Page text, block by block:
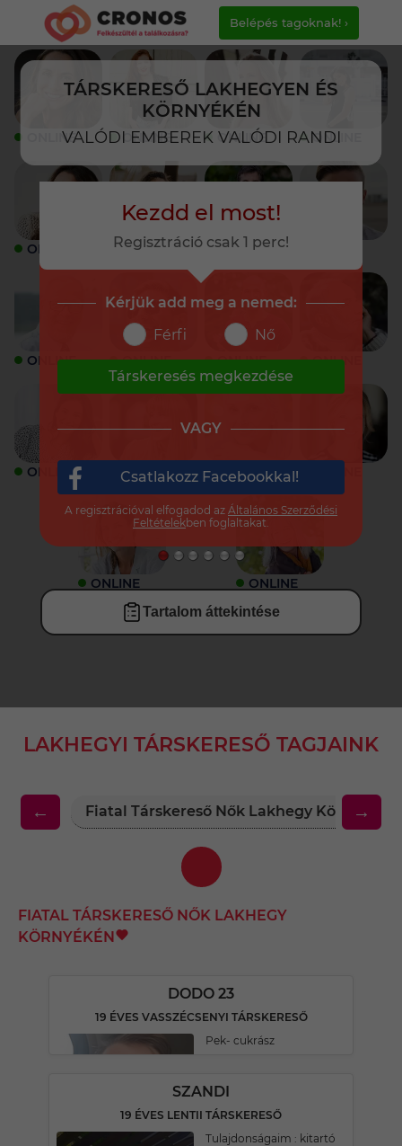
TÁRSKERESŐ LAKHEGYEN ÉS
KÖRNYÉKÉN
VALÓDI EMBEREK VALÓDI RANDI
Belépés tagoknak! ›
ONLINE ONLINE ONLINE ONLINE
ONLINE ONLINE ONLINE
ONLINE ONLINE ONLINE ONLINE
ONLINE ONLINE ONLINE
ONLINE ONLINE
Tartalom áttekintése
LAKHEGYI TÁRSKERESŐ TAGJAINK
← Fiatal Társkereső Nők Lakhegy Környékén
→
FIATAL TÁRSKERESŐ NŐK LAKHEGY
KÖRNYÉKÉN
DODO 23
19 ÉVES VASSZÉCSENYI TÁRSKERESŐ
Pek- cukrász
SZANDI
19 ÉVES LENTII TÁRSKERESŐ
Tulajdonságaim : kitartó
Kezdd el most!
Regisztráció csak 1 perc!
Kérjük add meg a nemed:
Férfi
Nő
Társkeresés megkezdése
VAGY
Csatlakozz Facebookkal!
A regisztrációval elfogadod az Általános Szerződési
Feltételekben foglaltakat.